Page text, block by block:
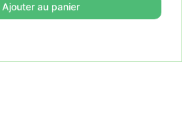
Ajouter au panier